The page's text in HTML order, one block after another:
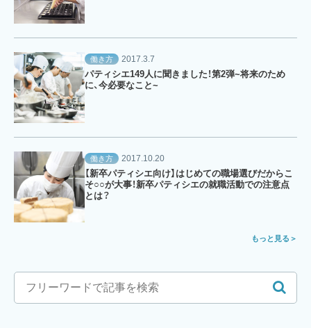
働き方 2017.3.7
パティシエ149人に聞きました！第2弾~将来のため
に、今必要なこと~
働き方 2017.10.20
【新卒パティシエ向け】はじめての職場選びだからこ
そ○○が大事！新卒パティシエの就職活動での注意点
とは？
もっと見る